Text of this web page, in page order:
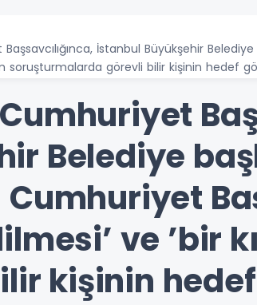
İstanbul Büyükşehir
soruşturmalarda görevli bilir kişinin hedef
Belediye
ve ’bir
kişinin